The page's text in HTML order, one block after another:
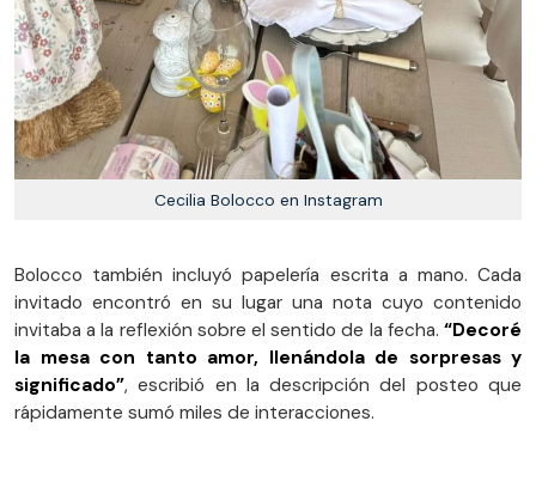
Cecilia Bolocco en Instagram
Bolocco también incluyó papelería escrita a mano. Cada
invitado encontró en su lugar una nota cuyo contenido
invitaba a la reflexión sobre el sentido de la fecha. “Decoré
la mesa con tanto amor, llenándola de sorpresas y
significado”, escribió en la descripción del posteo que
rápidamente sumó miles de interacciones.